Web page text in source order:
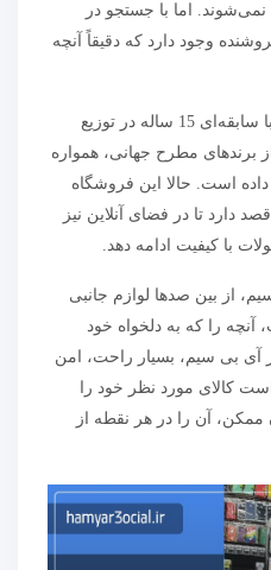
اما با جستجو در
وجود دارد که دقیقاً آنچه
فروشگاه اینترنتی آی بی سیم، با سابقه‌ای 15 ساله در توزیع
برندهای مطرح جهانی، همواره
است. حالا این فروشگاه
دارد تا در فضای آنلاین نیز
با کیفیت ادامه دهد.
از بین صدها لوازم جانبی
آنچه را که به دلخواه خود
در آی بی سیم، بسیار راحت، امن
کالای مورد نظر خود را
آن را در هر نقطه از